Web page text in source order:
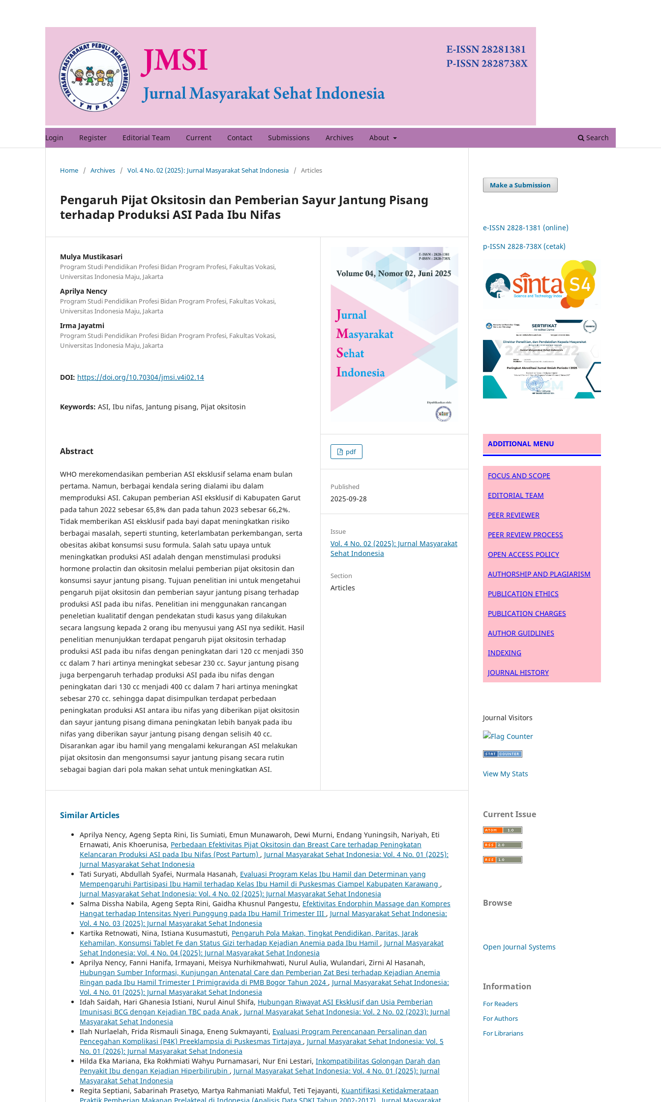
Login Register Editorial Team Current Contact Submissions Archives About Search
Home / Archives / Vol. 4 No. 02 (2025): Jurnal Masyarakat Sehat Indonesia / Articles
Pengaruh Pijat Oksitosin dan Pemberian Sayur Jantung Pisang
terhadap Produksi ASI Pada Ibu Nifas
Mulya Mustikasari
Program Studi Pendidikan Profesi Bidan Program Profesi, Fakultas Vokasi,
Universitas Indonesia Maju, Jakarta
Aprilya Nency
Program Studi Pendidikan Profesi Bidan Program Profesi, Fakultas Vokasi,
Universitas Indonesia Maju, Jakarta
Irma Jayatmi
Program Studi Pendidikan Profesi Bidan Program Profesi, Fakultas Vokasi,
Universitas Indonesia Maju, Jakarta
DOI: https://doi.org/10.70304/jmsi.v4i02.14
Keywords: ASI, Ibu nifas, Jantung pisang, Pijat oksitosin
Abstract
WHO merekomendasikan pemberian ASI eksklusif selama enam bulan
pertama. Namun, berbagai kendala sering dialami ibu dalam
memproduksi ASI. Cakupan pemberian ASI eksklusif di Kabupaten Garut
pada tahun 2022 sebesar 65,8% dan pada tahun 2023 sebesar 66,2%.
Tidak memberikan ASI eksklusif pada bayi dapat meningkatkan risiko
berbagai masalah, seperti stunting, keterlambatan perkembangan, serta
obesitas akibat konsumsi susu formula. Salah satu upaya untuk
meningkatkan produksi ASI adalah dengan menstimulasi produksi
hormone prolactin dan oksitosin melalui pemberian pijat oksitosin dan
konsumsi sayur jantung pisang. Tujuan penelitian ini untuk mengetahui
pengaruh pijat oksitosin dan pemberian sayur jantung pisang terhadap
produksi ASI pada ibu nifas. Penelitian ini menggunakan rancangan
peneletian kualitatif dengan pendekatan studi kasus yang dilakukan
secara langsung kepada 2 orang ibu menyusui yang ASI nya sedikit. Hasil
penelitian menunjukkan terdapat pengaruh pijat oksitosin terhadap
produksi ASI pada ibu nifas dengan peningkatan dari 120 cc menjadi 350
cc dalam 7 hari artinya meningkat sebesar 230 cc. Sayur jantung pisang
juga berpengaruh terhadap produksi ASI pada ibu nifas dengan
peningkatan dari 130 cc menjadi 400 cc dalam 7 hari artinya meningkat
sebesar 270 cc. sehingga dapat disimpulkan terdapat perbedaan
peningkatan produksi ASI antara ibu nifas yang diberikan pijat oksitosin
dan sayur jantung pisang dimana peningkatan lebih banyak pada ibu
nifas yang diberikan sayur jantung pisang dengan selisih 40 cc.
Disarankan agar ibu hamil yang mengalami kekurangan ASI melakukan
pijat oksitosin dan mengonsumsi sayur jantung pisang secara rutin
sebagai bagian dari pola makan sehat untuk meningkatkan ASI.
pdf
Published
2025-09-28
Issue
Vol. 4 No. 02 (2025): Jurnal Masyarakat
Sehat Indonesia
Section
Articles
Similar Articles
Aprilya Nency, Ageng Septa Rini, Iis Sumiati, Emun Munawaroh, Dewi Murni, Endang Yuningsih, Nariyah, Eti
Ernawati, Anis Khoerunisa, Perbedaan Efektivitas Pijat Oksitosin dan Breast Care terhadap Peningkatan
Kelancaran Produksi ASI pada Ibu Nifas (Post Partum) , Jurnal Masyarakat Sehat Indonesia: Vol. 4 No. 01 (2025):
Jurnal Masyarakat Sehat Indonesia
Tati Suryati, Abdullah Syafei, Nurmala Hasanah, Evaluasi Program Kelas Ibu Hamil dan Determinan yang
Mempengaruhi Partisipasi Ibu Hamil terhadap Kelas Ibu Hamil di Puskesmas Ciampel Kabupaten Karawang ,
Jurnal Masyarakat Sehat Indonesia: Vol. 4 No. 02 (2025): Jurnal Masyarakat Sehat Indonesia
Salma Dissha Nabila, Ageng Septa Rini, Gaidha Khusnul Pangestu, Efektivitas Endorphin Massage dan Kompres
Hangat terhadap Intensitas Nyeri Punggung pada Ibu Hamil Trimester III , Jurnal Masyarakat Sehat Indonesia:
Vol. 4 No. 03 (2025): Jurnal Masyarakat Sehat Indonesia
Kartika Retnowati, Nina, Istiana Kusumastuti, Pengaruh Pola Makan, Tingkat Pendidikan, Paritas, Jarak
Kehamilan, Konsumsi Tablet Fe dan Status Gizi terhadap Kejadian Anemia pada Ibu Hamil , Jurnal Masyarakat
Sehat Indonesia: Vol. 4 No. 04 (2025): Jurnal Masyarakat Sehat Indonesia
Aprilya Nency, Fanni Hanifa, Irmayani, Meisya Nurhikmahwati, Nurul Aulia, Wulandari, Zirni Al Hasanah,
Hubungan Sumber Informasi, Kunjungan Antenatal Care dan Pemberian Zat Besi terhadap Kejadian Anemia
Ringan pada Ibu Hamil Trimester I Primigravida di PMB Bogor Tahun 2024 , Jurnal Masyarakat Sehat Indonesia:
Vol. 4 No. 01 (2025): Jurnal Masyarakat Sehat Indonesia
Idah Saidah, Hari Ghanesia Istiani, Nurul Ainul Shifa, Hubungan Riwayat ASI Eksklusif dan Usia Pemberian
Imunisasi BCG dengan Kejadian TBC pada Anak , Jurnal Masyarakat Sehat Indonesia: Vol. 2 No. 02 (2023): Jurnal
Masyarakat Sehat Indonesia
Ilah Nurlaelah, Frida Rismauli Sinaga, Eneng Sukmayanti, Evaluasi Program Perencanaan Persalinan dan
Pencegahan Komplikasi (P4K) Preeklampsia di Puskesmas Tirtajaya , Jurnal Masyarakat Sehat Indonesia: Vol. 5
No. 01 (2026): Jurnal Masyarakat Sehat Indonesia
Hilda Eka Mariana, Eka Rokhmiati Wahyu Purnamasari, Nur Eni Lestari, Inkompatibilitas Golongan Darah dan
Penyakit Ibu dengan Kejadian Hiperbilirubin , Jurnal Masyarakat Sehat Indonesia: Vol. 4 No. 01 (2025): Jurnal
Masyarakat Sehat Indonesia
Regita Septiani, Sabarinah Prasetyo, Martya Rahmaniati Makful, Teti Tejayanti, Kuantifikasi Ketidakmerataan
Make a Submission
e-ISSN 2828-1381 (online)
p-ISSN 2828-738X (cetak)
ADDITIONAL MENU
FOCUS AND SCOPE
EDITORIAL TEAM
PEER REVIEWER
PEER REVIEW PROCESS
OPEN ACCESS POLICY
AUTHORSHIP AND PLAGIARISM
PUBLICATION ETHICS
PUBLICATION CHARGES
AUTHOR GUIDLINES
INDEXING
JOURNAL HISTORY
Journal Visitors
View My Stats
Current Issue
Browse
Open Journal Systems
Information
For Readers
For Authors
For Librarians